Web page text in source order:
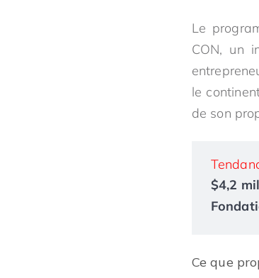
Le
CON, un
le
de son
$4,2
Ce que